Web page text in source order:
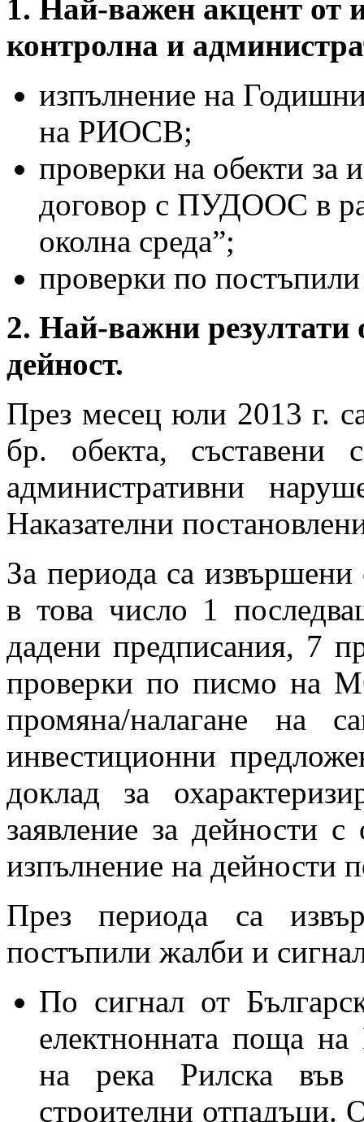
1. Най-важен акцент от
контролна и
изпълнение на
на РИОСВ;
проверки на обекти за
договор с ПУДООС в
околна среда”;
проверки по
2. Най-важни резултати
дейност.
През месец юли 2013 г.
бр. обекта, съставени
административни
Наказателни
За периода са
в това число 1
дадени предписания, 7
проверки по писмо на
промяна/налагане на
инвестиционни
доклад за
заявление за дейности
изпълнение на
През периода са
постъпили жалби и
По сигнал от
електнонната поща
на река Рилска във
строителни отпадъци.